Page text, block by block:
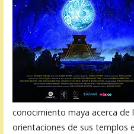
conocimiento maya acerca de
orientaciones de sus templos